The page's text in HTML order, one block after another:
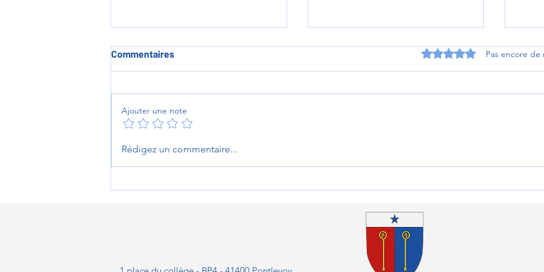
Un très bel au revoir!
Commentaires Noté 0 étoile sur 5.Pas encore de
Ajouter une note
Rédigez un commentaire...